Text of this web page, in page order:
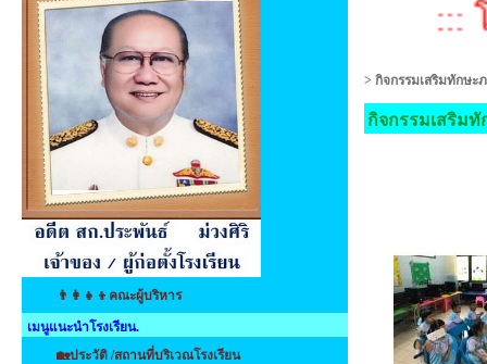
👨‍👩‍👧‍👦คณะผู้บริหาร
เมนูแนะนำโรงเรียน.
🏡ประวัติ /สถานที่บริเวณโรงเรียน
:::
> กิจกรรมเสริมทักษะ
กิจกรรมเสริมทั